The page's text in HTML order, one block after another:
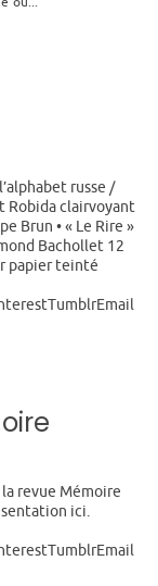
russe /
Robida clairvoyant
Brun • « Le Rire »
Bachollet 12
papier teinté
revue Mémoire
ici.